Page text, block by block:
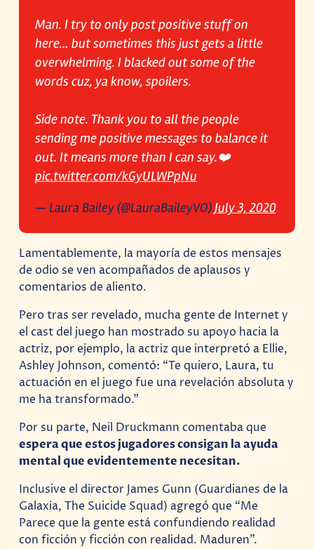
Man. I try to only post positive stuff on
here… but sometimes this just gets a little
overwhelming. I blacked out some of the
words cuz, ya know, spoilers.
Side note. Thank you to all the people
sending me positive messages to balance it
out. It means more than I can say.❤️
pic.twitter.com/kGyULWPpNu
— Laura Bailey (@LauraBaileyVO)July 3, 2020
Lamentablemente, la mayoría de estos mensajes
de odio se ven acompañados de aplausos y
comentarios de aliento.
Pero tras ser revelado, mucha gente de Internet y
el cast del juego han mostrado su apoyo hacia la
actriz, por ejemplo, la actriz que interpretó a Ellie,
Ashley Johnson, comentó: “Te quiero, Laura, tu
actuación en el juego fue una revelación absoluta y
me ha transformado.”
Por su parte, Neil Druckmann comentaba que
espera que estos jugadores consigan la ayuda
mental que evidentemente necesitan.
Inclusive el director James Gunn (Guardianes de la
Galaxia, The Suicide Squad) agregó que “Me
Parece que la gente está confundiendo realidad
con ficción y ficción con realidad. Maduren”.